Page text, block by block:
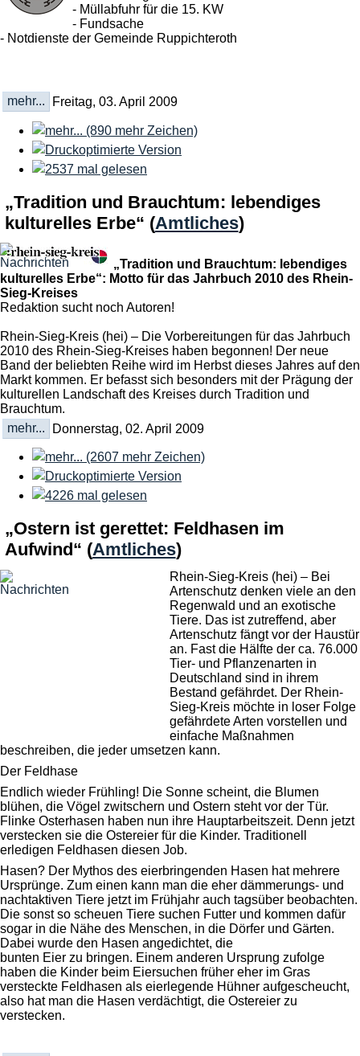
- Müllabfuhr für die 15. KW
- Fundsache
- Notdienste der Gemeinde Ruppichteroth
mehr... Freitag, 03. April 2009
„Tradition und Brauchtum: lebendiges
kulturelles Erbe“ (Amtliches)
„Tradition und Brauchtum: lebendiges
kulturelles Erbe“: Motto für das Jahrbuch 2010 des Rhein-
Sieg-Kreises
Redaktion sucht noch Autoren!
Rhein-Sieg-Kreis (hei) – Die Vorbereitungen für das Jahrbuch
2010 des Rhein-Sieg-Kreises haben begonnen! Der neue
Band der beliebten Reihe wird im Herbst dieses Jahres auf den
Markt kommen. Er befasst sich besonders mit der Prägung der
kulturellen Landschaft des Kreises durch Tradition und
Brauchtum.
mehr...
Donnerstag, 02. April 2009
„Ostern ist gerettet: Feldhasen im
Aufwind“ (Amtliches)
Rhein-Sieg-Kreis (hei) – Bei
Artenschutz denken viele an den
Regenwald und an exotische
Tiere. Das ist zutreffend, aber
Artenschutz fängt vor der Haustür
an. Fast die Hälfte der ca. 76.000
Tier- und Pflanzenarten in
Deutschland sind in ihrem
Bestand gefährdet. Der Rhein-
Sieg-Kreis möchte in loser Folge
gefährdete Arten vorstellen und
einfache Maßnahmen
beschreiben, die jeder umsetzen kann.
Der Feldhase
Endlich wieder Frühling! Die Sonne scheint, die Blumen
blühen, die Vögel zwitschern und Ostern steht vor der Tür.
Flinke Osterhasen haben nun ihre Hauptarbeitszeit. Denn jetzt
verstecken sie die Ostereier für die Kinder. Traditionell
erledigen Feldhasen diesen Job.
Hasen? Der Mythos des eierbringenden Hasen hat mehrere
Ursprünge. Zum einen kann man die eher dämmerungs- und
nachtaktiven Tiere jetzt im Frühjahr auch tagsüber beobachten.
Die sonst so scheuen Tiere suchen Futter und kommen dafür
sogar in die Nähe des Menschen, in die Dörfer und Gärten.
Dabei wurde den Hasen angedichtet, die
bunten Eier zu bringen. Einem anderen Ursprung zufolge
haben die Kinder beim Eiersuchen früher eher im Gras
versteckte Feldhasen als eierlegende Hühner aufgescheucht,
also hat man die Hasen verdächtigt, die Ostereier zu
verstecken.